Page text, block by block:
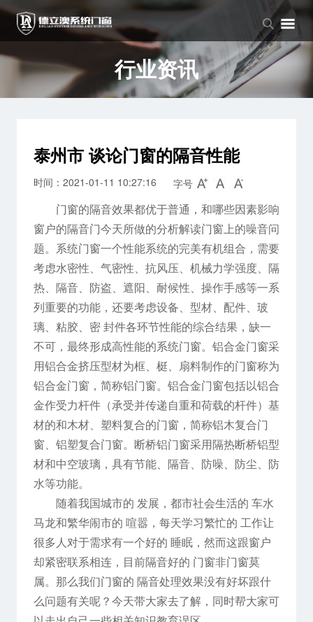
品牌中心
品牌介绍
企业文化
产品中心
窗系列
门系列
新闻中心
公司新闻
行业资讯
行业资讯
泰州市 谈论门窗的隔音性能
时间：2021-01-11 10:27:16 字号
门窗的隔音效果都优于普通，和哪些因素影响
窗户的隔音门今天所做的分析解读门窗上的噪音问
题。系统门窗一个性能系统的完美有机组合，需要
考虑水密性、气密性、抗风压、机械力学强度、隔
热、隔音、防盗、遮阳、耐候性、操作手感等一系
列重要的功能，还要考虑设备、型材、配件、玻
璃、粘胶、密 封件各环节性能的综合结果，缺一
不可，最终形成高性能的系统门窗。铝合金门窗采
用铝合金挤压型材为框、梃、扇料制作的门窗称为
铝合金门窗，简称铝门窗。铝合金门窗包括以铝合
金作受力杆件（承受并传递自重和荷载的杆件）基
材的和木材、塑料复合的门窗，简称铝木复合门
窗、铝塑复合门窗。断桥铝门窗采用隔热断桥铝型
材和中空玻璃，具有节能、隔音、防噪、防尘、防
水等功能。
随着我国城市的 发展，都市社会生活的 车水
马龙和繁华闹市的 喧嚣，每天学习繁忙的 工作让
很多人对于需求有一个好的 睡眠，然而这跟窗户
却紧密联系相连，目前隔音好的 门窗非门窗莫
属。那么我们门窗的 隔音处理效果没有好坏跟什
么问题有关呢？今天带大家去了解，同时帮大家可